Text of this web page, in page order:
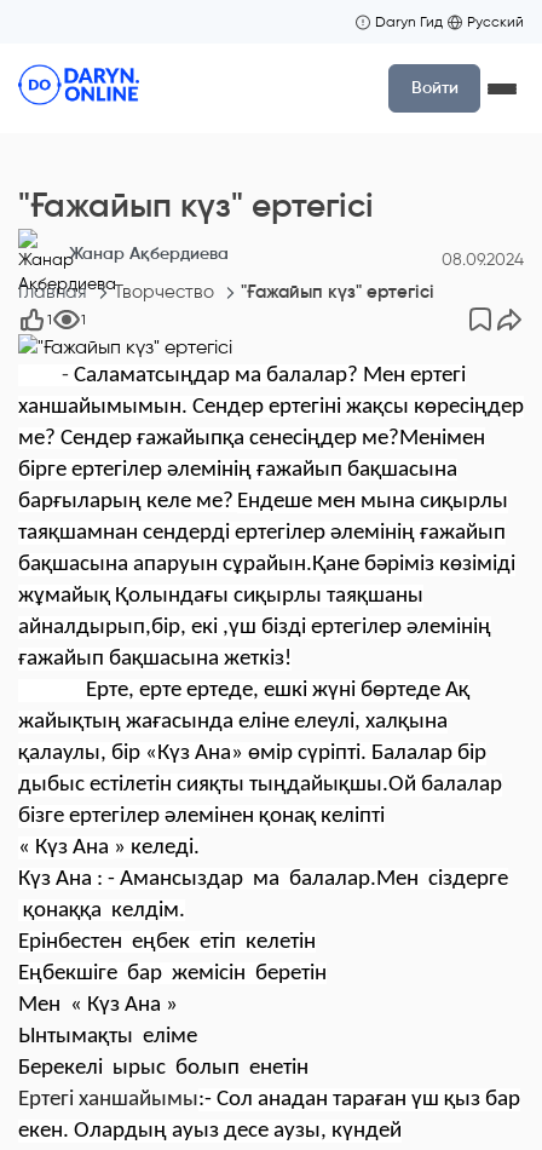
Daryn Гид Русский
Войти
"Ғажайып күз" ертегісі
Жанар Ақбердиева 08.09.2024
Главная Творчество "Ғажайып күз" ертегісі
1 1
- Саламатсыңдар ма балалар? Мен ертегі
ханшайымымын. Сендер ертегіні жақсы көресіңдер
ме? Сендер ғажайыпқа сенесіңдер ме?Менімен
бірге ертегілер әлемінің ғажайып бақшасына
барғыларың келе ме? Ендеше мен мына сиқырлы
таяқшамнан сендерді ертегілер әлемінің ғажайып
бақшасына апаруын сұрайын.Қане бәріміз көзіміді
жұмайық Қолындағы сиқырлы таяқшаны
айналдырып,бір, екі ,үш бізді ертегілер әлемінің
ғажайып бақшасына жеткіз!
Ерте, ерте ертеде, ешкі жүні бөртеде Ақ
жайықтың жағасында еліне елеулі, халқына
қалаулы, бір «Күз Ана» өмір сүріпті. Балалар бір
дыбыс естілетін сияқты тыңдайықшы.Ой балалар
бізге ертегілер әлемінен қонақ келіпті
« Күз Ана » келеді.
Күз Ана : - Амансыздар ма балалар.Мен сіздерге
қонаққа келдім.
Ерінбестен еңбек етіп келетін
Еңбекшіге бар жемісін беретін
Мен « Күз Ана »
Ынтымақты еліме
Берекелі ырыс болып енетін
Ертегі ханшайымы:- Сол анадан тараған үш қыз бар
екен. Олардың ауыз десе аузы, күндей